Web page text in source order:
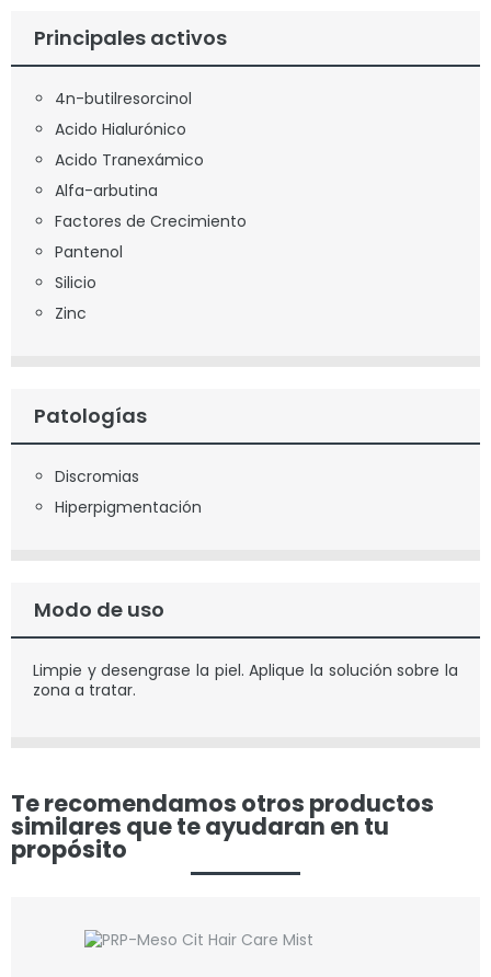
Principales activos
4n-butilresorcinol
Acido Hialurónico
Acido Tranexámico
Alfa-arbutina
Factores de Crecimiento
Pantenol
Silicio
Zinc
Patologías
Discromias
Hiperpigmentación
Modo de uso
Limpie y desengrase la piel. Aplique la solución sobre la
zona a tratar.
Te recomendamos otros productos
similares que te ayudaran en tu
propósito